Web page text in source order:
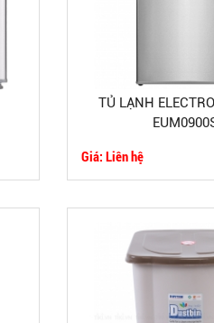
TỦ LẠNH
Giá: Liên hệ